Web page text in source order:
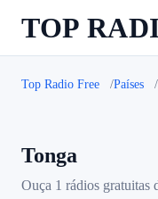
TOP
Top Radio Free Países
Tonga
Ouça 1 rádios gratuitas